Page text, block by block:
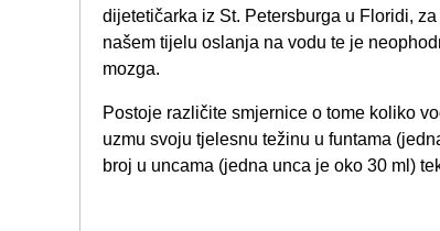
dijetetičarka iz St. Petersburga u Floridi, za
našem tijelu oslanja na vodu te je
mozga.
Postoje različite smjernice o tome koliko
uzmu svoju tjelesnu težinu u funtama
broj u uncama (jedna unca je oko 30 ml)